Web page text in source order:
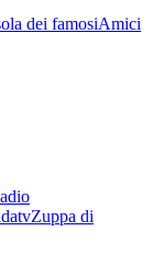
dei famosiAmici
Zuppa di